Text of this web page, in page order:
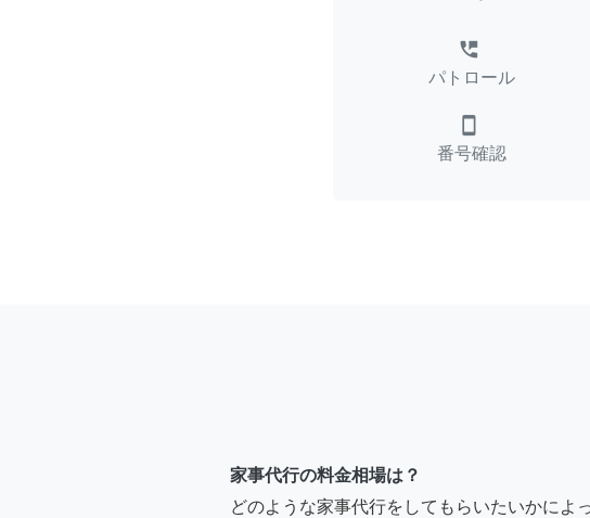
perm_phone_msg
パトロール
smartphone
番号確認
家事代行の料金相場は？
どのような家事代行をしてもらいたいかによ